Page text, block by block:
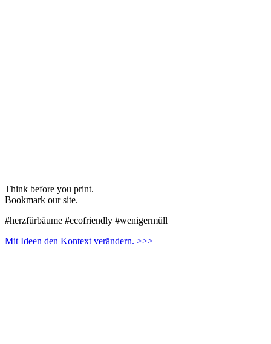
Think before you print.
Bookmark our site.
#herzfürbäume #ecofriendly #wenigermüll
Mit Ideen den Kontext verändern. >>>